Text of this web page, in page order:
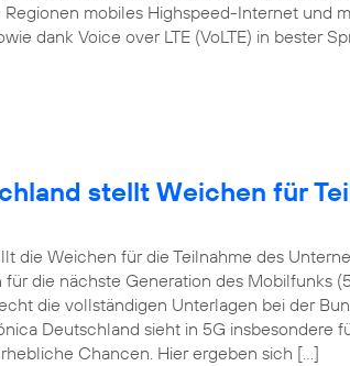
mobiles Highspeed-Internet und
dank Voice over LTE (VoLTE) in bester
stellt Weichen für
die Weichen für die Teilnahme des
die nächste Generation des Mobilfunks
die vollständigen Unterlagen bei der
Deutschland sieht in 5G insbesondere
Chancen. Hier ergeben sich […]